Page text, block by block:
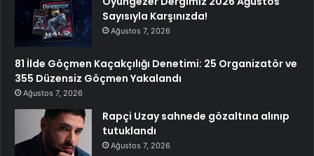
Sayısıyla Karşınızda!
Ağustos 7, 2026
81 İlde Göçmen Kaçakçılığı Denetimi: 25 Organizatör ve
355 Düzensiz Göçmen Yakalandı
Ağustos 7, 2026
Rapçi Uzay sahnede gözaltına alınıp
tutuklandı
Ağustos 7, 2026